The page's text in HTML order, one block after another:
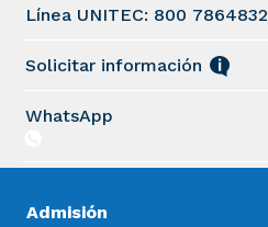
Línea UNITEC: 800 7864832
Solicitar información
WhatsApp
Admisión